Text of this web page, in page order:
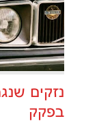
נזקים
בפקק